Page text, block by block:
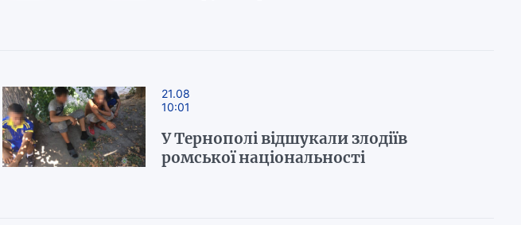
21.08
10:01
У Тернополі відшукали злодіїв
ромської національності